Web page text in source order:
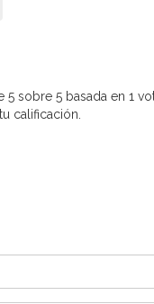
sobre 5 basada en 1
calificación.